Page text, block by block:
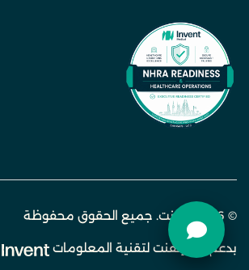
© 2026 انفنت. جميع الحقوق محفوظة
بدعم من إنفنت لتقنية المعلومات